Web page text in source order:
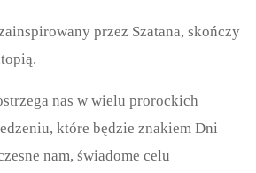
przez Szatana, skończy
nas w wielu prorockich
które będzie znakiem Dni
nam, świadome celu